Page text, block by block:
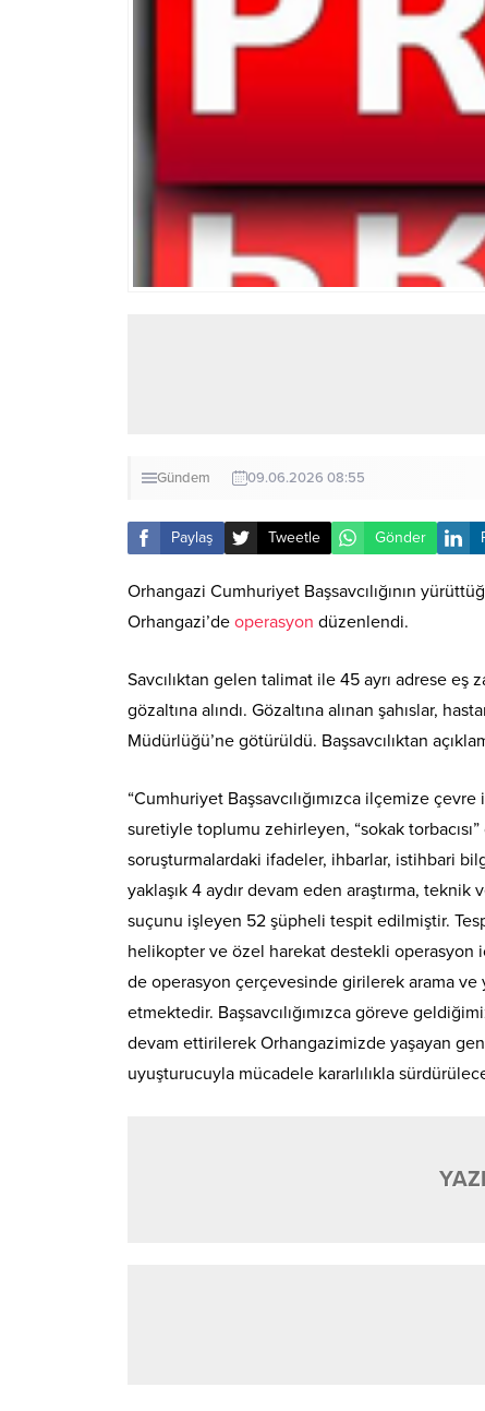
Gündem 09.06.2026 08:55
Paylaş Tweetle Gönder
Orhangazi Cumhuriyet Başsavcılığının
Orhangazi’de operasyon düzenlendi.
Savcılıktan gelen talimat ile 45 ayrı adrese eş
gözaltına alındı. Gözaltına alınan şahıslar,
Müdürlüğü’ne götürüldü. Başsavcılıktan
“Cumhuriyet Başsavcılığımızca ilçemize
suretiyle toplumu zehirleyen, “sokak
soruşturmalardaki ifadeler, ihbarlar, istihbari
yaklaşık 4 aydır devam eden araştırma,
suçunu işleyen 52 şüpheli tespit edilmiştir.
helikopter ve özel harekat destekli operasyon
de operasyon çerçevesinde girilerek arama ve
etmektedir. Başsavcılığımızca göreve
devam ettirilerek Orhangazimizde yaşayan
uyuşturucuyla mücadele kararlılıkla